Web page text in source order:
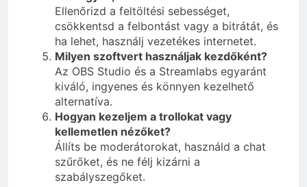
Ellenőrizd a feltöltési sebességet,
csökkentsd a felbontást vagy a bitrátát, és
ha lehet, használj vezetékes internetet.
Milyen szoftvert használjak kezdőként?
Az OBS Studio és a Streamlabs egyaránt
kiváló, ingyenes és könnyen kezelhető
alternatíva.
Hogyan kezeljem a trollokat vagy
kellemetlen nézőket?
Állíts be moderátorokat, használd a chat
szűrőket, és ne félj kizárni a
szabályszegőket.